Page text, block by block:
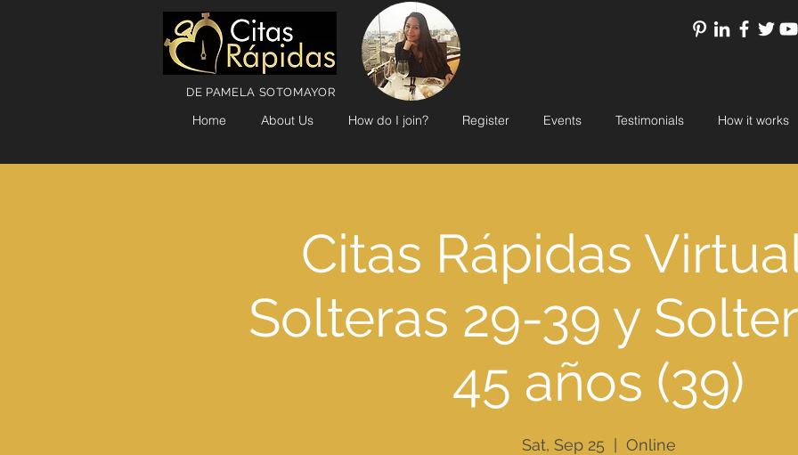
Home About Us How do I join? Register Events Testimonials How it works
DE PAMELA SOTOMAYOR
Citas Rápidas
Solteras 29-39 y
45 años (39)
Sat, Sep 25 Online